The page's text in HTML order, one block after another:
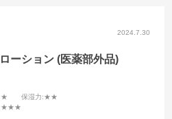
2024.7.30
ーション (医薬部外品)
保湿力:★★